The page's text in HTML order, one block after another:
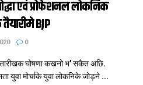
एवं प्रोफेशनल लोकनिक
BJP
0
तारीखक घोषणा कखनो भ' सकैत अछि.
युवा मोर्चाके युवा लोकनिके जोड़ने ...